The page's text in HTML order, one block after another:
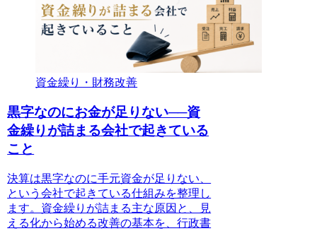
資金繰り・財務改善
黒字なのにお金が足りない──資
金繰りが詰まる会社で起きている
こと
決算は黒字なのに手元資金が足りない、
という会社で起きている仕組みを整理し
ます。資金繰りが詰まる主な原因と、見
える化から始める改善の基本を、行政書